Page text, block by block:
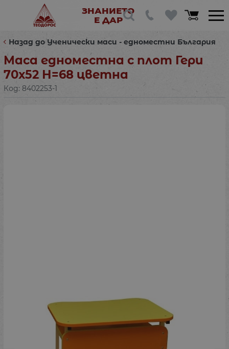
ЗНАНИЕТО
Е ДАР
Назад до Ученически маси - едноместни България
Маса едноместна с плот Гери
70х52 Н=68 цветна
Код: 8402253-1